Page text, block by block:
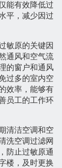
能有效降低过
平，减少因过
敏原的关键因
通风和空气流
的窗户和通风
过多的室内空
效率，能够有
员工的工作环
清洁空调和空
洗空调过滤网
防止过敏原通
楼，及时更换